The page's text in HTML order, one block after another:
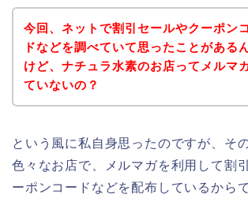
今回、ネットで割引セールやクーポン
ドなどを調べていて思ったことがある
けど、ナチュラ水素のお店ってメルマ
ていないの？
という風に私自身思ったのですが、そ
色々なお店で、メルマガを利用して割
ーポンコードなどを配布しているからで